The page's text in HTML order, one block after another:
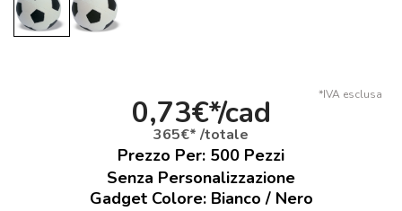
*IVA esclusa
0,73€*/cad
365€* /totale
Prezzo Per: 500 Pezzi
Senza Personalizzazione
Gadget Colore: Bianco / Nero